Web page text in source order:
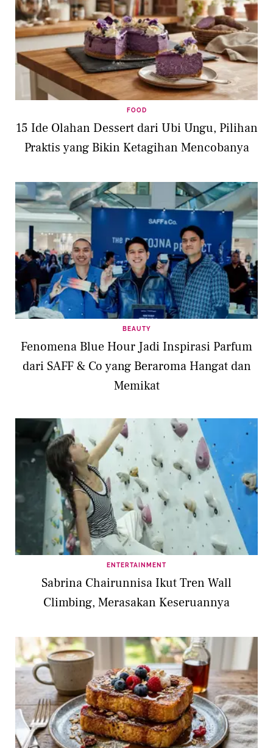
FOOD
15 Ide Olahan Dessert dari Ubi Ungu, Pilihan
Praktis yang Bikin Ketagihan Mencobanya
BEAUTY
Fenomena Blue Hour Jadi Inspirasi Parfum
dari SAFF & Co yang Beraroma Hangat dan
Memikat
ENTERTAINMENT
Sabrina Chairunnisa Ikut Tren Wall
Climbing, Merasakan Keseruannya